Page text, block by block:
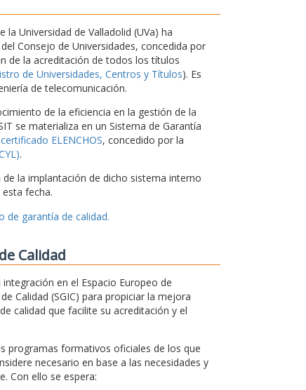
la Universidad de Valladolid (UVa) ha
Consejo de Universidades, concedida por
de la acreditación de todos los títulos
de Universidades, Centros y Títulos). Es
de telecomunicación.
de la eficiencia en la gestión de la
se materializa en un Sistema de Garantía
certificado ELENCHOS, concedido por la
.
la implantación de dicho sistema interno
fecha.
de garantía de calidad.
Calidad
en el Espacio Europeo de
Calidad (SGIC) para propiciar la mejora
calidad que facilite su acreditación y el
programas formativos oficiales de los que
necesario en base a las necesidades y
Con ello se espera: